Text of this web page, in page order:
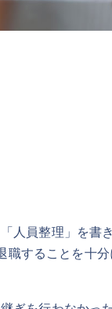
人員整理」を書
することを十